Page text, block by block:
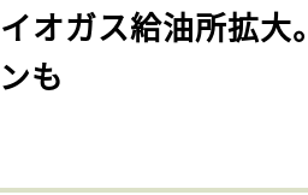
オガス給油所拡大
も